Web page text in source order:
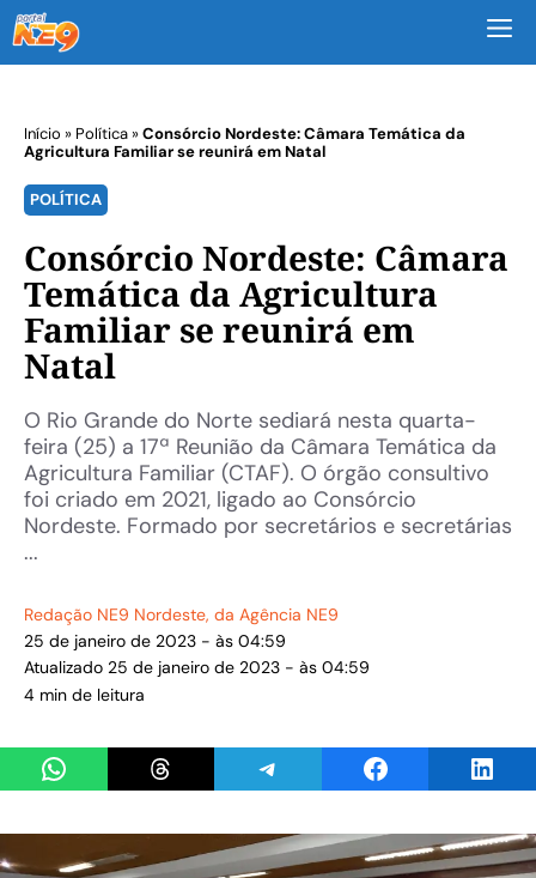
Início » Política»Consórcio Nordeste: Câmara Temática da
Agricultura Familiar se reunirá em Natal
POLÍTICA
Consórcio Nordeste: Câmara
Temática da Agricultura
Familiar se reunirá em
Natal
O Rio Grande do Norte sediará nesta quarta-
feira (25) a 17ª Reunião da Câmara Temática da
Agricultura Familiar (CTAF). O órgão consultivo
foi criado em 2021, ligado ao Consórcio
Nordeste. Formado por secretários e secretárias
...
Redação NE9 Nordeste, da Agência NE9
25 de janeiro de 2023 - às 04:59
Atualizado 25 de janeiro de 2023 - às 04:59
4 min de leitura
Share on WhatsAppShare on ThreadsShare on TelegramShare on Facebook